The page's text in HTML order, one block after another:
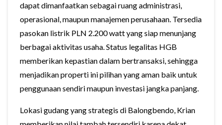
dapat dimanfaatkan sebagai ruang administrasi,
operasional, maupun manajemen perusahaan. Tersedia
pasokan listrik PLN 2.200 watt yang siap menunjang
berbagai aktivitas usaha. Status legalitas HGB
memberikan kepastian dalam bertransaksi, sehingga
menjadikan properti ini pilihan yang aman baik untuk
penggunaan sendiri maupun investasi jangka panjang.
Lokasi gudang yang strategis di Balongbendo, Krian